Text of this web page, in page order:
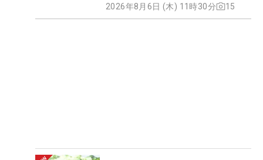
2026年8月6日 (木) 11時30分 15